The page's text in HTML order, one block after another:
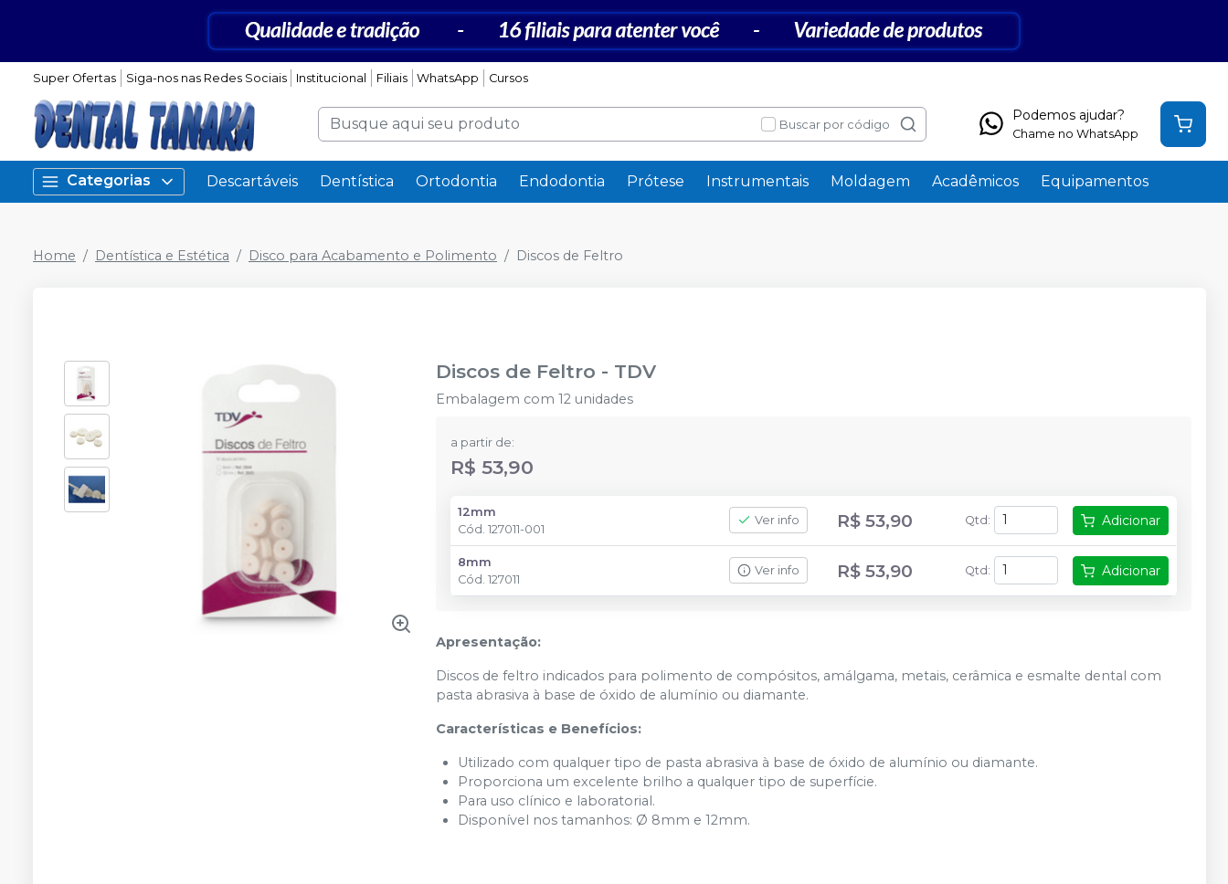
Super Ofertas Siga-nos nas Redes Sociais Institucional Filiais WhatsApp Cursos
Buscar por código
Podemos ajudar?
Chame no WhatsApp
Categorias Descartáveis Dentística Ortodontia Endodontia Prótese Instrumentais Moldagem Acadêmicos Equipamentos
Home Dentística e Estética Disco para Acabamento e Polimento Discos de Feltro
Discos de Feltro - TDV
Embalagem com 12 unidades
a partir de:
R$ 53,90
12mm
Cód.127011-001
Ver info R$ 53,90 Qtd : Adicionar
8mm
Cód.127011
Ver info R$ 53,90 Qtd : Adicionar
Apresentação:
Discos de feltro indicados para polimento de compósitos, amálgama, metais, cerâmica e esmalte dental com
pasta abrasiva à base de óxido de alumínio ou diamante.
Características e Benefícios:
Utilizado com qualquer tipo de pasta abrasiva à base de óxido de alumínio ou diamante.
Proporciona um excelente brilho a qualquer tipo de superfície.
Para uso clínico e laboratorial.
Disponível nos tamanhos: Ø 8mm e 12mm.